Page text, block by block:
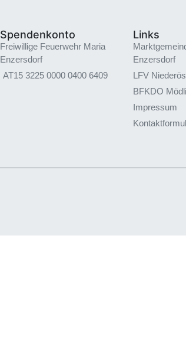
Spendenkonto
Freiwillige Feuerwehr Maria
Enzersdorf
AT15 3225 0000 0400 6409
Links
Enzersdorf
LFV
BFKDO
Impressum